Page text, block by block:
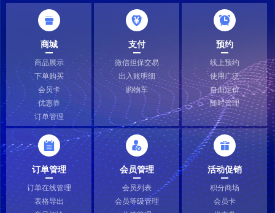
商城
商品展示
下单购买
会员卡
优惠券
订单管理
支付
微信担保交易
出入账明细
购物车
预约
线上预约
使用广泛
自由定价
随时管理
订单管理
订单在线管理
表格导出
会员管理
会员列表
会员等级管理
活动促销
积分商场
会员卡